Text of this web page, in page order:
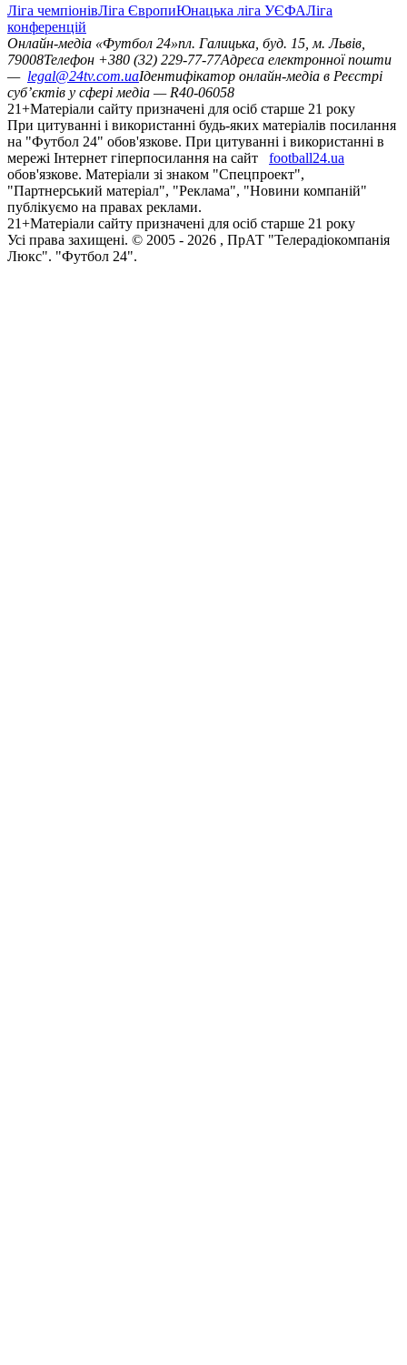
Ліга чемпіонівЛіга ЄвропиЮнацька ліга УЄФАЛіга
конференцій
Онлайн-медіа «Футбол 24»пл. Галицька, буд. 15, м. Львів,
79008Телефон +380 (32) 229-77-77Адреса електронної пошти
— legal@24tv.com.uaІдентифікатор онлайн-медіа в Реєстрі
суб’єктів у сфері медіа — R40-06058
21+Матеріали сайту призначені для осіб старше 21 року
При цитуванні і використанні будь-яких матеріалів посилання
на "Футбол 24" обов'язкове. При цитуванні і використанні в
мережі Інтернет гіперпосилання на сайт
football24.ua
обов'язкове. Матеріали зі знаком "Спецпроект",
"Партнерський матеріал", "Реклама", "Новини компаній"
публікуємо на правах реклами.
21+Матеріали сайту призначені для осіб старше 21 року
Усi права захищенi. © 2005 - 2026 , ПрАТ "Телерадіокомпанія
Люкс". "Футбол 24".